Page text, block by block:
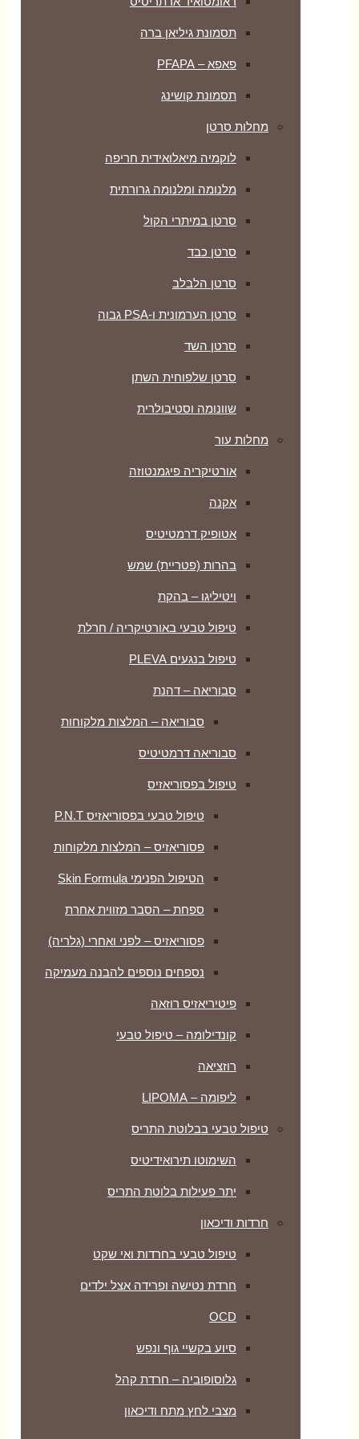
תסמונת גיליאן ברה
פאפא – PFAPA
תסמונת קושינג
מחלות סרטן
לוקמיה מיאלואידית חריפה
מלנומה ומלנומה גרורתית
סרטן במיתרי הקול
סרטן כבד
סרטן הלבלב
סרטן הערמונית ו-PSA גבוה
סרטן השד
סרטן שלפוחית השתן
שוונומה וסטיבולרית
מחלות עור
אורטיקריה פיגמנטוזה
אקנה
אטופיק דרמטיטיס
בהרות (פטריית) שמש
ויטיליגו – בהקת
טיפול טבעי באורטיקריה / חרלת
טיפול בנגעים PLEVA
סבוריאה – דהנת
סבוריאה – המלצות מלקוחות
סבוריאה דרמטיטיס
טיפול בפסוריאזיס
טיפול טבעי בפסוריאזיס P.N.T
פסוריאזיס – המלצות מלקוחות
הטיפול הפנימי Skin Formula
ספחת – הסבר מזווית אחרת
פסוריאזיס – לפני ואחרי (גלריה)
נספחים נוספים להבנה מעמיקה
פיטיריאזיס רוזאה
קונדילומה – טיפול טבעי
רוזציאה
ליפומה – LIPOMA
טיפול טבעי בבלוטת התריס
השימוטו תירואידיטיס
יתר פעילות בלוטת התריס
חרדות ודיכאון
טיפול טבעי בחרדות ואי שקט
חרדת נטישה ופרידה אצל ילדים
OCD
סיוע בקשיי גוף ונפש
גלוסופוביה – חרדת קהל
מצבי לחץ מתח ודיכאון